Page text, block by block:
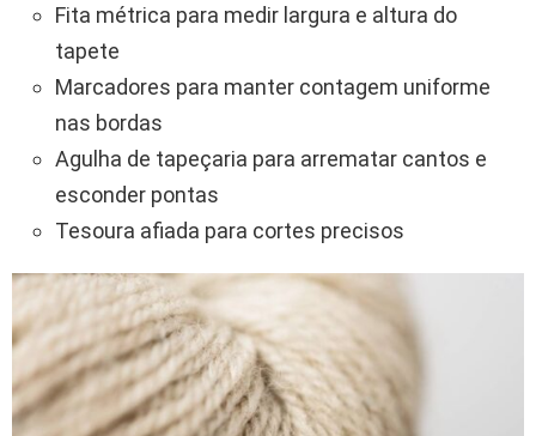
Fita métrica para medir largura e altura do
tapete
Marcadores para manter contagem uniforme
nas bordas
Agulha de tapeçaria para arrematar cantos e
esconder pontas
Tesoura afiada para cortes precisos